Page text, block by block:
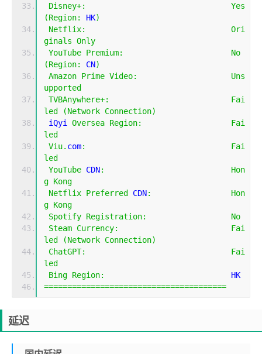
Disney+:
Yes
(Region: HK)
Netflix:
Ori
ginals Only
YouTube Premium:
No
(Region: CN)
Amazon Prime Video:
Uns
upported
TVBAnywhere+:
Fai
led
(Network Connection)
iQyi Oversea Region:
Fai
led
Viu. com:
Fai
led
YouTube CDN:
Hon
g Kong
Netflix Preferred CDN:
Hon
g Kong
Spotify Registration:
No
Steam Currency:
Fai
led
(Network Connection)
ChatGPT:
Fai
led
Bing Region:
                           HK
=======================================
延迟